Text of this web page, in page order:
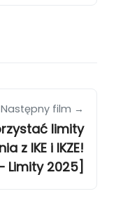
Następny film →
limity
z IKE i IKZE!
– Limity 2025]